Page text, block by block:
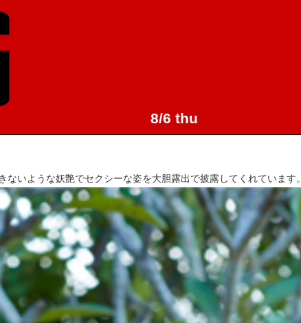
8/6 thu
いような妖艶でセクシーな姿を大胆露出で披露してくれています。